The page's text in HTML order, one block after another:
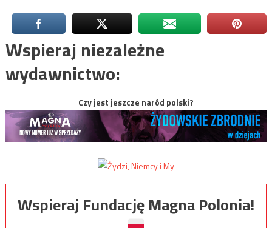
Wspieraj niezależne
wydawnictwo:
Czy jest jeszcze naród polski?
Wspieraj Fundację Magna Polonia!